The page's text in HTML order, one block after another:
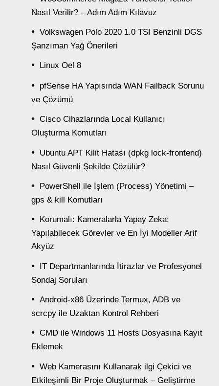
Nasıl Verilir? – Adım Adım Kılavuz
Volkswagen Polo 2020 1.0 TSI Benzinli DGS
Şanzıman Yağ Önerileri
Linux Oel 8
pfSense HA Yapısında WAN Failback Sorunu
ve Çözümü
Cisco Cihazlarında Local Kullanıcı
Oluşturma Komutları
Ubuntu APT Kilit Hatası (dpkg lock-frontend)
Nasıl Güvenli Şekilde Çözülür?
PowerShell ile İşlem (Process) Yönetimi –
gps & kill Komutları
Korumalı: Kameralarla Yapay Zeka:
Yapılabilecek Görevler ve En İyi Modeller Arif
Akyüz
IT Departmanlarında İtirazlar ve Profesyonel
Sondaj Soruları
Android-x86 Üzerinde Termux, ADB ve
scrcpy ile Uzaktan Kontrol Rehberi
CMD ile Windows 11 Hosts Dosyasına Kayıt
Eklemek
Web Kamerasını Kullanarak ilgi Çekici ve
Etkileşimli Bir Proje Oluşturmak – Geliştirme